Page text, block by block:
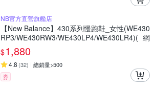
NB官方直營旗艦店
【New Balance】430系列慢跑鞋_女性(WE430
RP3/WE430RW3/WE430LP4/WE430LR4)(網
路獨家款)
$1,880
4.8 (32) 總銷量>500
券